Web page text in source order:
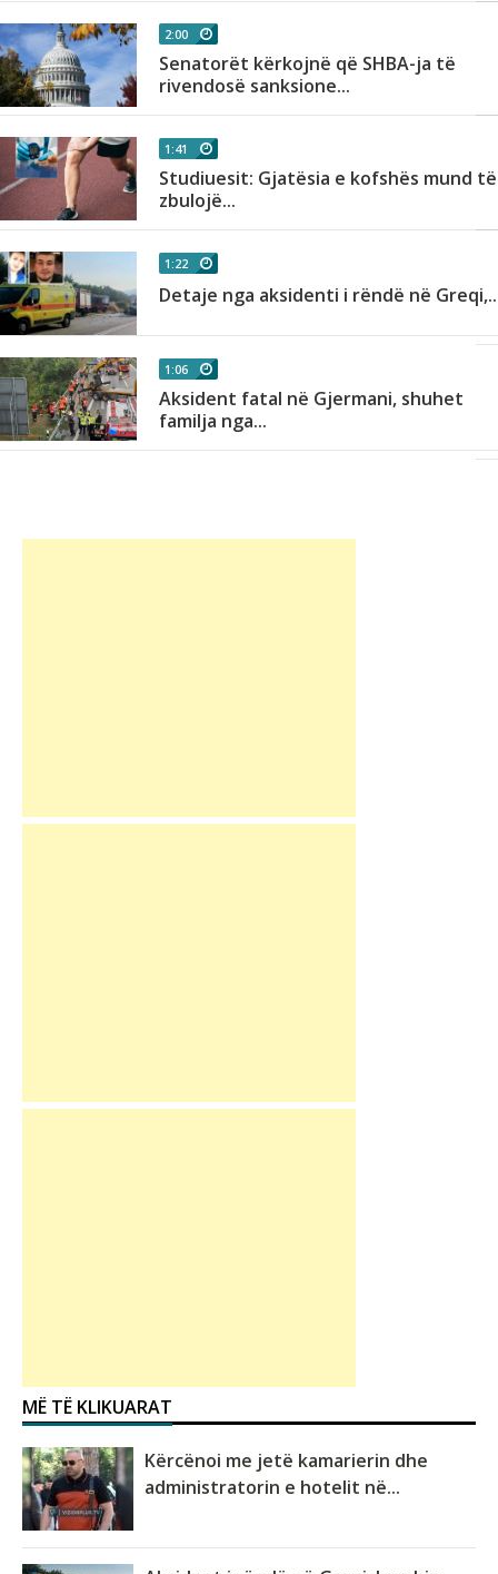
2:00
Senatorët kërkojnë që SHBA-ja të
rivendosë sanksione...
1:41
Studiuesit: Gjatësia e kofshës mund të
zbulojë...
1:22
Detaje nga aksidenti i rëndë në
1:06
Aksident fatal në Gjermani, shuhet
familja nga...
MË TË KLIKUARAT
Kërcënoi me jetë kamarierin dhe
administratorin e hotelit në...